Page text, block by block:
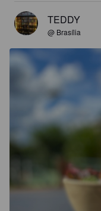
TEDDY
@ Brasília